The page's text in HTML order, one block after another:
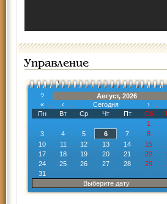
Управление
?
Август, 2026
«
‹ Сегодня ›
Пн
Вт Ср Чт Пт Сб
1
3
4 5 6 7 8
10
11 12 13 14 15
17
18 19 20 21 22
24
25 26 27 28 29
31
Выберите дату